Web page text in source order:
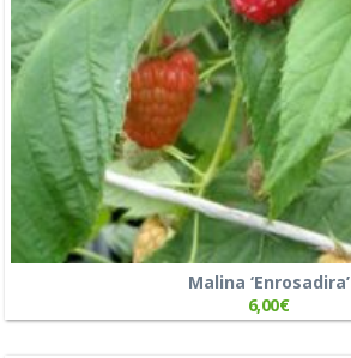
Malina ‘Enrosadira’
6,00€